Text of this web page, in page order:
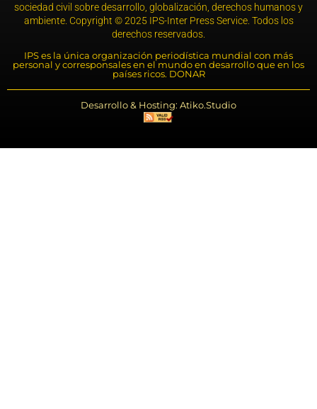
sociedad civil sobre desarrollo, globalización, derechos humanos y
ambiente. Copyright © 2025 IPS-Inter Press Service. Todos los
derechos reservados.
IPS es la única organización periodística mundial con más
personal y corresponsales en el mundo en desarrollo que en los
países ricos. DONAR
Desarrollo & Hosting: Atiko.Studio